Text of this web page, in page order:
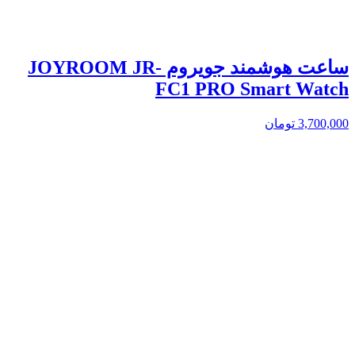
ساعت هوشمند جویروم JOYROOM JR-
FC1 PRO Smart Watch
3,700,000 تومان